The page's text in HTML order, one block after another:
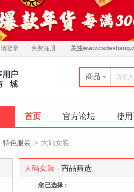
请登录 免费注册 关注
商品
首页 官方论坛 使
特色服装 > 大码女装
大码女装 - 商品筛选
您已选择：